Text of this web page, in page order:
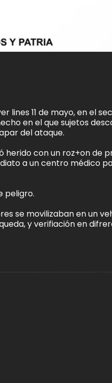
11 de mayo, en el
en el que sujetos
del ataque.
con un roz+on de
a un centro médico
peligro.
se movilizaban en un
y verifiación en